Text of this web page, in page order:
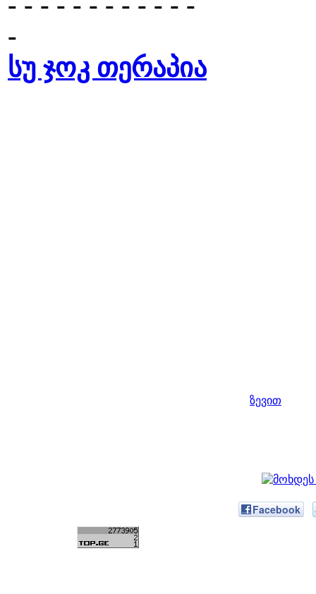
-
სუ ჯოკ თერაპია
ზევით
Facebook